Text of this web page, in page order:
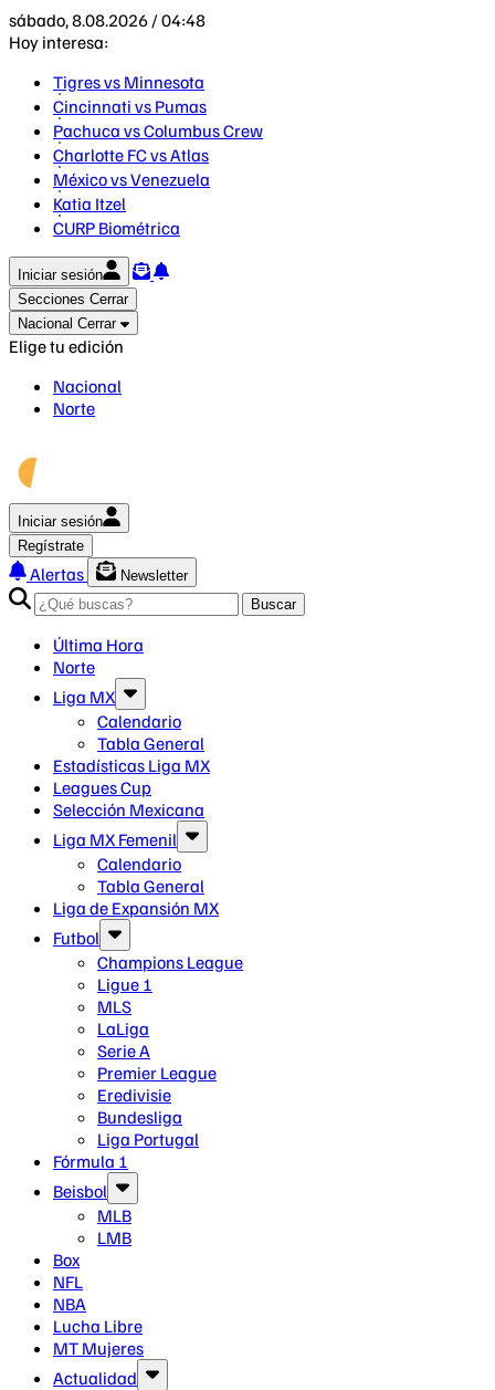
sábado, 8.08.2026 / 04:48
Hoy interesa:
Tigres vs Minnesota
Cincinnati vs Pumas
Pachuca vs Columbus Crew
Charlotte FC vs Atlas
México vs Venezuela
Katia Itzel
CURP Biométrica
Iniciar sesión
Secciones Cerrar
Nacional Cerrar
Elige tu edición
Nacional
Norte
Iniciar sesión
Regístrate
Alertas
Newsletter
Buscar
Última Hora
Norte
Liga MX
Calendario
Tabla General
Estadísticas Liga MX
Leagues Cup
Selección Mexicana
Liga MX Femenil
Calendario
Tabla General
Liga de Expansión MX
Futbol
Champions League
Ligue 1
MLS
LaLiga
Serie A
Premier League
Eredivisie
Bundesliga
Liga Portugal
Fórmula 1
Beisbol
MLB
LMB
Box
NFL
NBA
Lucha Libre
MT Mujeres
Actualidad